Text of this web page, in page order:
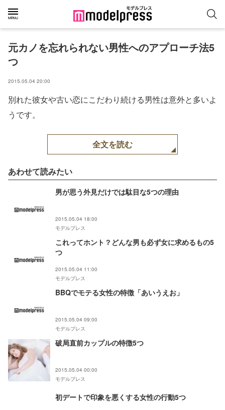
元カノを忘れられない男性へのアプローチ法5
つ
2015.05.04 20:00
別れた彼女や古い恋にこだわり続ける男性は意外と多いよ
うです。
全文を読む
あわせて読みたい
男が思う外見だけでは駄目な5つの理由
2015.05.04 18:00
モデルプレス
これってホント？どんな男も必ず女に求めるもの5
つ
2015.05.04 11:00
モデルプレス
BBQでモテる女性の特徴「あいうえお」
2015.05.04 09:00
モデルプレス
破局直前カップルの特徴5つ
2015.05.04 00:00
モデルプレス
初デートで印象を悪くする女性の行動5つ